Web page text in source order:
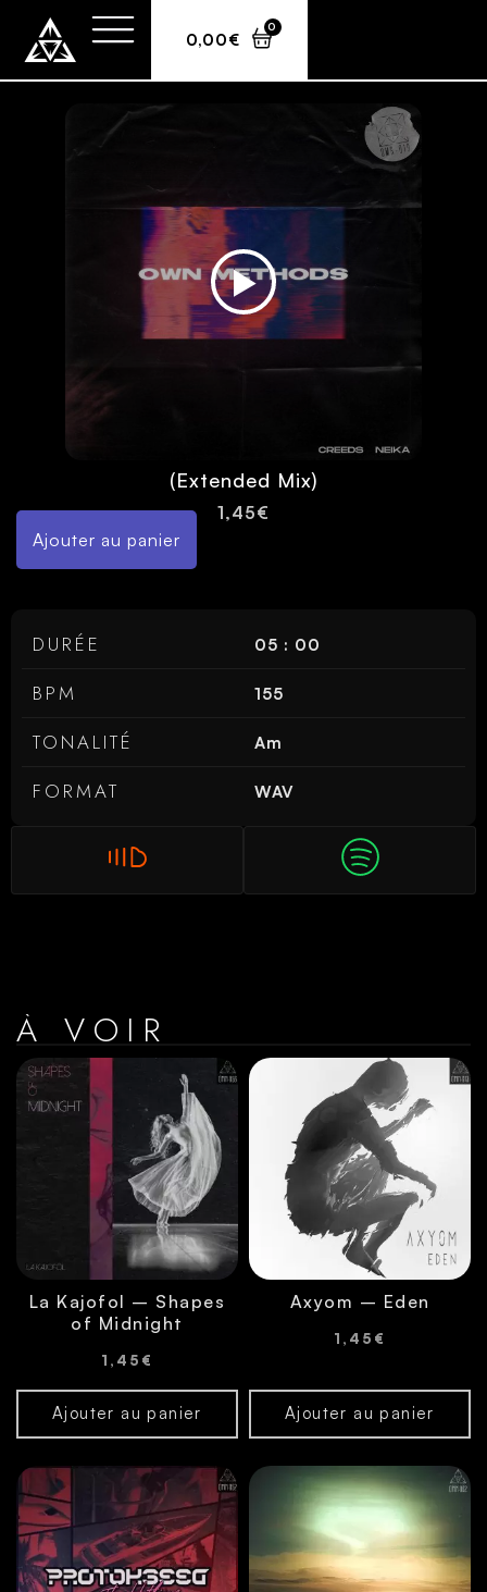
0,00€
0
Creeds & Neika – Own Methods
(Extended Mix)
1,45€
Ajouter au panier
DURÉE 05 : 00
BPM 155
TONALITÉ Am
FORMAT WAV
À VOIR
La Kajofol – Shapes
of Midnight
1,45 €
Ajouter au panier
Axyom – Eden
1,45 €
Ajouter au panier